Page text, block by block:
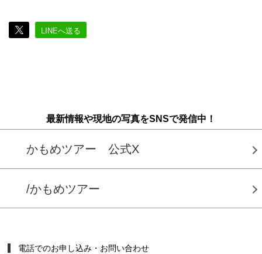
LINEへ送る
最新情報や現地の写真をSNSで発信中！
かもめツアー 公式X
/かもめツアー
電話でのお申し込み・お問い合わせ